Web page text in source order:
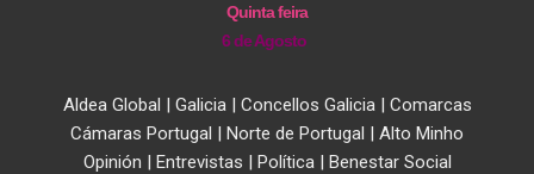
Quinta feira
6 de Agosto
Aldea Global | Galicia| Concellos Galicia| Comarcas
Cámaras Portugal | Norte de Portugal | Alto Minho
Opinión | Entrevistas | Política| Benestar Social